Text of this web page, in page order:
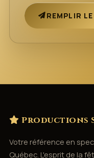
REMPLIR
Productions
Votre référence en
Québec. L'esprit de la